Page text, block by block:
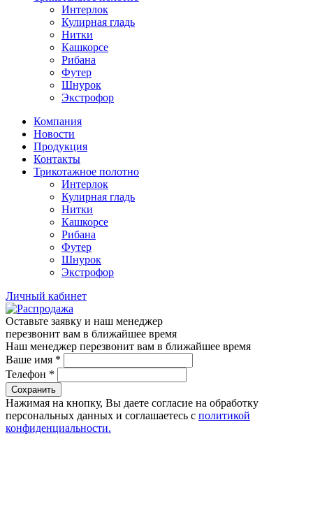
Интерлок
Кулирная гладь
Нитки
Кашкорсе
Рибана
Футер
Шнурок
Экстрофор
Компания
Новости
Продукция
Контакты
Трикотажное полотно
Интерлок
Кулирная гладь
Нитки
Кашкорсе
Рибана
Футер
Шнурок
Экстрофор
Личный кабинет
Оставьте заявку и наш менеджер
перезвонит вам в ближайшее время
Наш менеджер перезвонит вам в ближайшее время
Ваше имя *
Телефон *
Сохранить
Нажимая на кнопку, Вы даете согласие на обработку
персональных данных и соглашаетесь с политикой
конфиденциальности.